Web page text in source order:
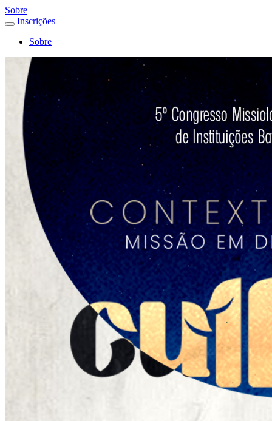
Sobre
Inscrições
Sobre